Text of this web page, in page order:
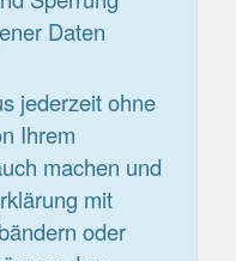
Daten
jederzeit ohne
Ihrem
machen und
mit
oder